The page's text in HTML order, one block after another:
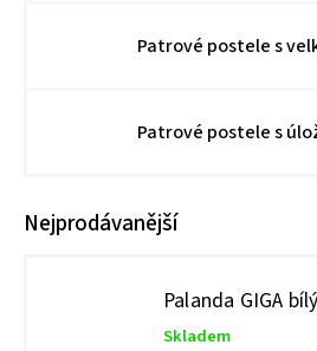
Patrové postele s
Patrové postele s
Nejprodávanější
Palanda GIGA
Skladem